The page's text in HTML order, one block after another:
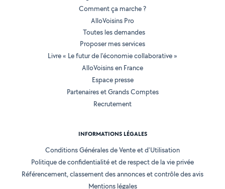
Comment ça marche ?
AlloVoisins Pro
Toutes les demandes
Proposer mes services
Livre « Le futur de l'économie collaborative »
AlloVoisins en France
Espace presse
Partenaires et Grands Comptes
Recrutement
INFORMATIONS LÉGALES
Conditions Générales de Vente et d'Utilisation
Politique de confidentialité et de respect de la vie privée
Référencement, classement des annonces et contrôle des avis
Mentions légales